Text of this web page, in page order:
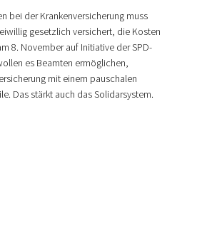
bei der Krankenversicherung muss
gesetzlich versichert, die Kosten
8. November auf Initiative der SPD-
es Beamten ermöglichen,
mit einem pauschalen
Das stärkt auch das Solidarsystem.